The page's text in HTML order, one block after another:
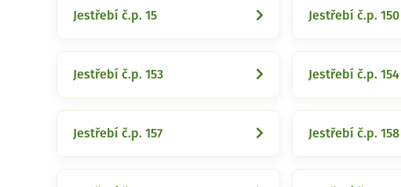
Jestřebí č.p. 15 Jestřebí č.p. 150
Jestřebí č.p. 153 Jestřebí č.p. 154
Jestřebí č.p. 157 Jestřebí č.p. 158